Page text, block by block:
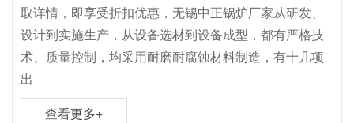
取详情，即享受折扣优惠，无锡中正锅炉厂家从研发、
设计到实施生产，从设备选材到设备成型，都有严格技
术、质量控制，均采用耐磨耐腐蚀材料制造，有十几项
出
查看更多+